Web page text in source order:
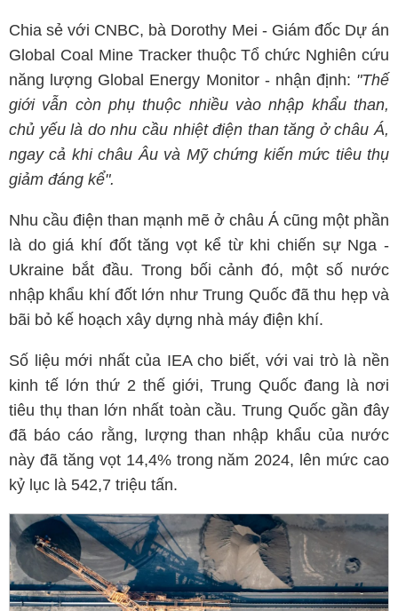
Chia sẻ với CNBC, bà Dorothy Mei - Giám đốc Dự án
Global Coal Mine Tracker thuộc Tổ chức Nghiên cứu
năng lượng Global Energy Monitor - nhận định: "Thế
giới vẫn còn phụ thuộc nhiều vào nhập khẩu than,
chủ yếu là do nhu cầu nhiệt điện than tăng ở châu Á,
ngay cả khi châu Âu và Mỹ chứng kiến ​​mức tiêu thụ
giảm đáng kể".
Nhu cầu điện than mạnh mẽ ở châu Á cũng một phần
là do giá khí đốt tăng vọt kể từ khi chiến sự Nga -
Ukraine bắt đầu. Trong bối cảnh đó, một số nước
nhập khẩu khí đốt lớn như Trung Quốc đã thu hẹp và
bãi bỏ kế hoạch xây dựng nhà máy điện khí.
Số liệu mới nhất của IEA cho biết, với vai trò là nền
kinh tế lớn thứ 2 thế giới, Trung Quốc đang là nơi
tiêu thụ than lớn nhất toàn cầu. Trung Quốc gần đây
đã báo cáo rằng, lượng than nhập khẩu của nước
này đã tăng vọt 14,4% trong năm 2024, lên mức cao
kỷ lục là 542,7 triệu tấn.